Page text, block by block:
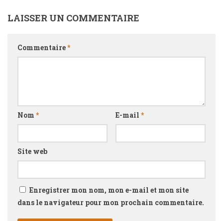
LAISSER UN COMMENTAIRE
Commentaire*
Nom * E-mail *
Site web
Enregistrer mon nom, mon e-mail et mon site
dans le navigateur pour mon prochain commentaire.